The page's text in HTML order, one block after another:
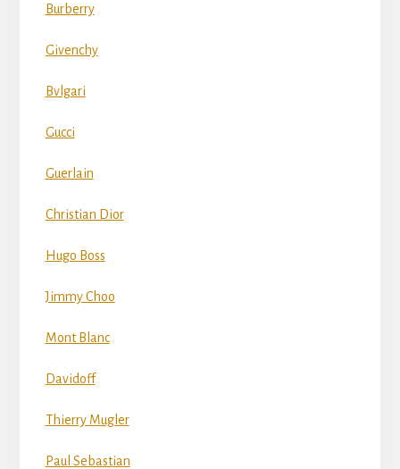
Burberry
Givenchy
Bvlgari
Gucci
Guerlain
Christian Dior
Hugo Boss
Jimmy Choo
Mont Blanc
Davidoff
Thierry Mugler
Paul Sebastian